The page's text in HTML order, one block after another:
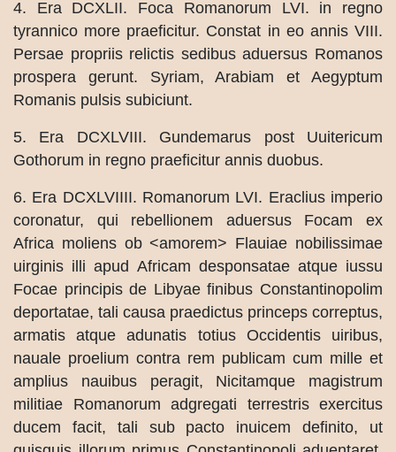
4. Era DCXLII. Foca Romanorum LVI. in regno
tyrannico more praeficitur. Constat in eo annis VIII.
Persae propriis relictis sedibus aduersus Romanos
prospera gerunt. Syriam, Arabiam et Aegyptum
Romanis pulsis subiciunt.
5. Era DCXLVIII. Gundemarus post Uuitericum
Gothorum in regno praeficitur annis duobus.
6. Era DCXLVIIII. Romanorum LVI. Eraclius imperio
coronatur, qui rebellionem aduersus Focam ex
Africa moliens ob <amorem> Flauiae nobilissimae
uirginis illi apud Africam desponsatae atque iussu
Focae principis de Libyae finibus Constantinopolim
deportatae, tali causa praedictus princeps correptus,
armatis atque adunatis totius Occidentis uiribus,
nauale proelium contra rem publicam cum mille et
amplius nauibus peragit, Nicitamque magistrum
militiae Romanorum adgregati terrestris exercitus
ducem facit, tali sub pacto inuicem definito, ut